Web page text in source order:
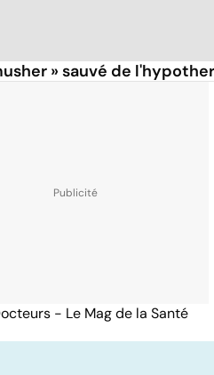
» sauvé de
- Le Mag de la Santé